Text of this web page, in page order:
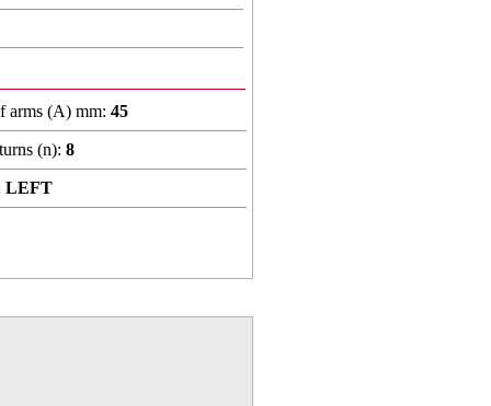
arms (A) mm: 45
(n): 8
LEFT